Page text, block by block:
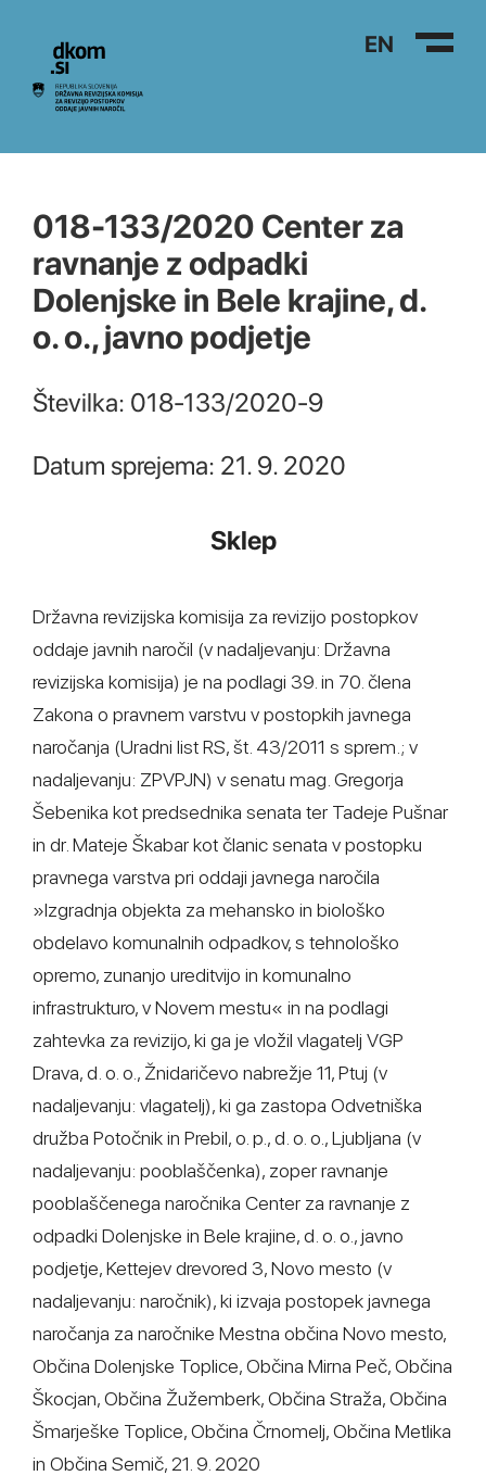
Na vsebino EN
018-133/2020 Center za
ravnanje z odpadki
Dolenjske in Bele krajine, d.
o. o., javno podjetje
Številka: 018-133/2020-9
Datum sprejema: 21. 9. 2020
Sklep
Državna revizijska komisija za revizijo postopkov
oddaje javnih naročil (v nadaljevanju: Državna
revizijska komisija) je na podlagi 39. in 70. člena
Zakona o pravnem varstvu v postopkih javnega
naročanja (Uradni list RS, št. 43/2011 s sprem.; v
nadaljevanju: ZPVPJN) v senatu mag. Gregorja
Šebenika kot predsednika senata ter Tadeje Pušnar
in dr. Mateje Škabar kot članic senata v postopku
pravnega varstva pri oddaji javnega naročila
»Izgradnja objekta za mehansko in biološko
obdelavo komunalnih odpadkov, s tehnološko
opremo, zunanjo ureditvijo in komunalno
infrastrukturo, v Novem mestu« in na podlagi
zahtevka za revizijo, ki ga je vložil vlagatelj VGP
Drava, d. o. o., Žnidaričevo nabrežje 11, Ptuj (v
nadaljevanju: vlagatelj), ki ga zastopa Odvetniška
družba Potočnik in Prebil, o. p., d. o. o., Ljubljana (v
nadaljevanju: pooblaščenka), zoper ravnanje
pooblaščenega naročnika Center za ravnanje z
odpadki Dolenjske in Bele krajine, d. o. o., javno
podjetje, Kettejev drevored 3, Novo mesto (v
nadaljevanju: naročnik), ki izvaja postopek javnega
naročanja za naročnike Mestna občina Novo mesto,
Občina Dolenjske Toplice, Občina Mirna Peč, Občina
Škocjan, Občina Žužemberk, Občina Straža, Občina
Šmarješke Toplice, Občina Črnomelj, Občina Metlika
in Občina Semič, 21. 9. 2020